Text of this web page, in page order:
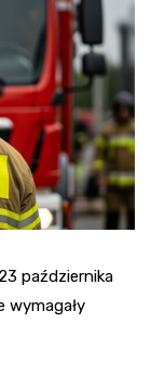
października
wymagały